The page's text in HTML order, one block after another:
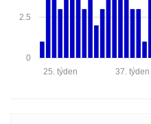
0
2.5
37. týden
25. týden